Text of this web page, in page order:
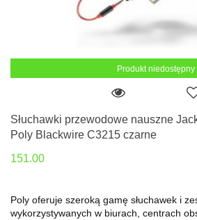
Produkt niedostępny
Słuchawki przewodowe nauszne
Poly Blackwire C3215 czarne
151.00
Poly oferuje szeroką gamę słuchawek i
wykorzystywanych w biurach, centrach